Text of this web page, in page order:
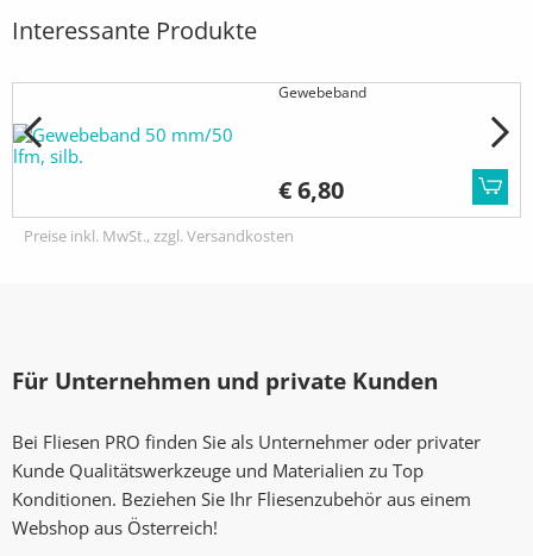
Interessante Produkte
Gewebeband
€ 6,80
Preise inkl. MwSt., zzgl. Versandkosten
Für Unternehmen und private Kunden
Bei Fliesen PRO finden Sie als Unternehmer oder privater
Kunde Qualitätswerkzeuge und Materialien zu Top
Konditionen. Beziehen Sie Ihr Fliesenzubehör aus einem
Webshop aus Österreich!